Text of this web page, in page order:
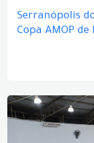
Serranópolis
Copa AMOP de